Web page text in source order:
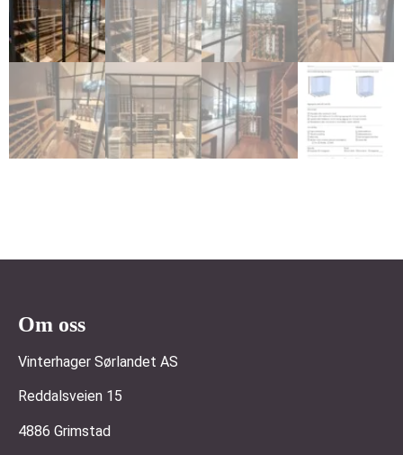
Om oss
Vinterhager Sørlandet AS
Reddalsveien 15
4886 Grimstad